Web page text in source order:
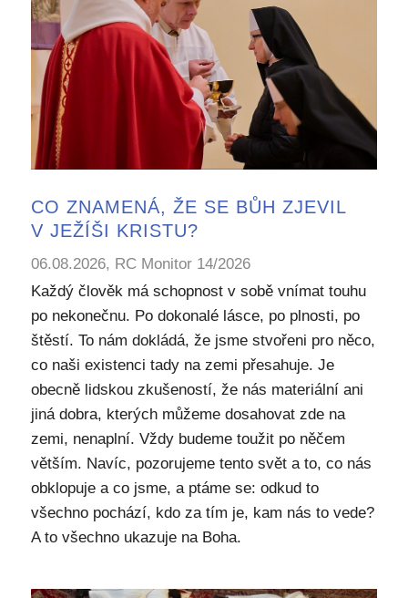
CO ZNAMENÁ, ŽE SE BŮH ZJEVIL
V JEŽÍŠI KRISTU?
06.08.2026, RC Monitor 14/2026
Každý člověk má schopnost v sobě vnímat touhu
po nekonečnu. Po dokonalé lásce, po plnosti, po
štěstí. To nám dokládá, že jsme stvořeni pro něco,
co naši existenci tady na zemi přesahuje. Je
obecně lidskou zkušeností, že nás materiální ani
jiná dobra, kterých můžeme dosahovat zde na
zemi, nenaplní. Vždy budeme toužit po něčem
větším. Navíc, pozorujeme tento svět a to, co nás
obklopuje a co jsme, a ptáme se: odkud to
všechno pochází, kdo za tím je, kam nás to vede?
A to všechno ukazuje na Boha.